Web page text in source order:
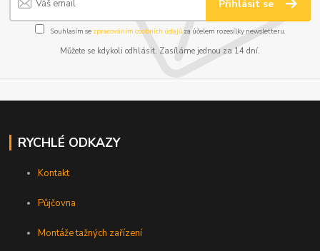
Přihlásit se
Souhlasím se zpracováním osobních údajůza účelem rozesílky newsletteru.
Můžete se kdykoli odhlásit. Zasíláme jednou za 14 dní.
RYCHLÉ ODKAZY
Kontakt
Půjčovna
Montáže tažných zařízení